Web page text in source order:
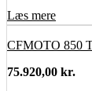
Læs mere
CFMOTO 850
75.920,00 kr.